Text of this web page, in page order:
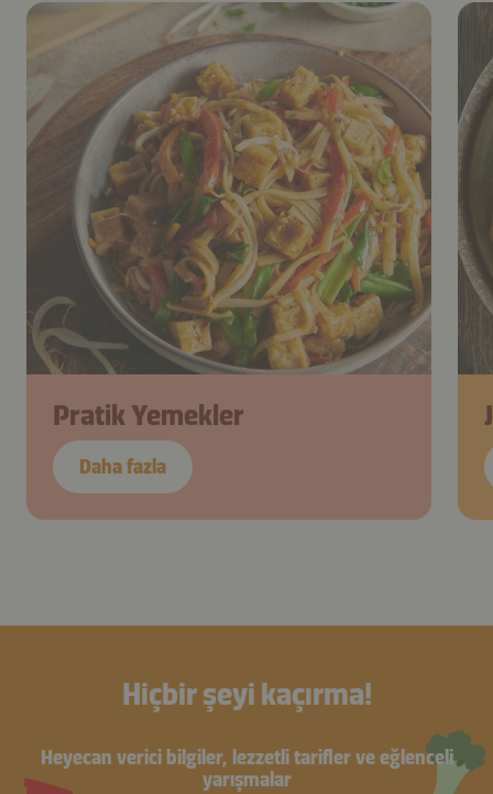
Pratik Yemekler
Daha fazla
Hiçbir şeyi kaçırma!
Heyecan verici bilgiler, lezzetli tarifler ve eğlenceli
yarışmalar